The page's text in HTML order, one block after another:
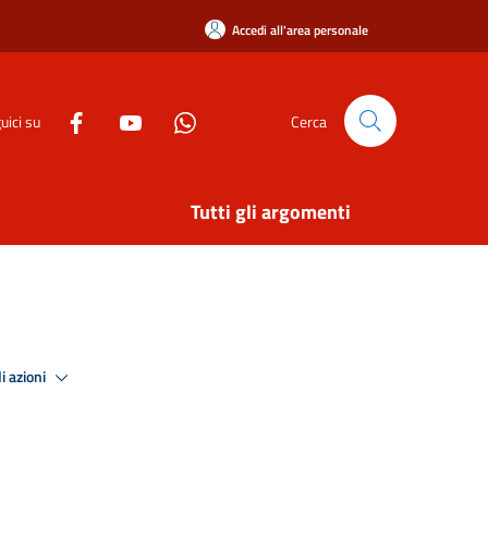
Accedi all'area personale
su Cerca
Tutti gli argomenti
azioni